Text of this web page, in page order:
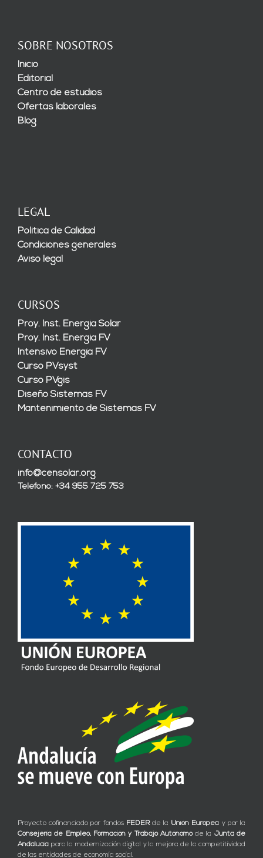
SOBRE NOSOTROS
Inicio
Editorial
Centro de estudios
Ofertas laborales
Blog
LEGAL
Política de Calidad
Condiciones generales
Aviso legal
CURSOS
Proy. Inst. Energía Solar
Proy. Inst. Energía FV
Intensivo Energía FV
Curso PVsyst
Curso PVgis
Diseño Sistemas FV
Mantenimiento de Sistemas FV
CONTACTO
info@censolar.org
Teléfono: +34 955 725 753
Proyecto cofinanciado por fondos FEDERde la Unión Europea y por la
Consejería de Empleo, Formación y Trabajo Autónomode la Junta de
Andalucía para la modernización digital y la mejora de la competitividad
de las entidades de economía social.